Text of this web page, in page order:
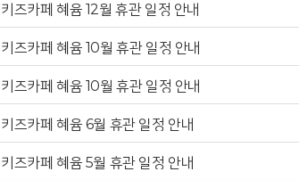
키즈카페 혜윰 12월 휴관 일정 안내
키즈카페 혜윰 10월 휴관 일정 안내
키즈카페 혜윰 10월 휴관 일정 안내
키즈카페 혜윰 6월 휴관 일정 안내
키즈카페 혜윰 5월 휴관 일정 안내